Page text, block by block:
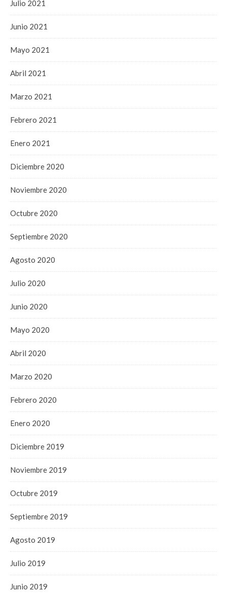
Julio 2021
Junio 2021
Mayo 2021
Abril 2021
Marzo 2021
Febrero 2021
Enero 2021
Diciembre 2020
Noviembre 2020
Octubre 2020
Septiembre 2020
Agosto 2020
Julio 2020
Junio 2020
Mayo 2020
Abril 2020
Marzo 2020
Febrero 2020
Enero 2020
Diciembre 2019
Noviembre 2019
Octubre 2019
Septiembre 2019
Agosto 2019
Julio 2019
Junio 2019